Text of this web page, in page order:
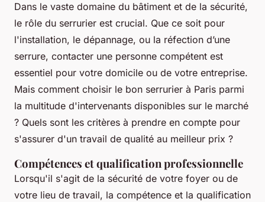
Dans le vaste domaine du bâtiment et de la sécurité,
le rôle du serrurier est crucial. Que ce soit pour
l'installation, le dépannage, ou la réfection d’une
serrure, contacter une personne compétent est
essentiel pour votre domicile ou de votre entreprise.
Mais comment choisir le bon serrurier à Paris parmi
la multitude d'intervenants disponibles sur le marché
? Quels sont les critères à prendre en compte pour
s'assurer d'un travail de qualité au meilleur prix ?
Compétences et qualification professionnelle
Lorsqu'il s'agit de la sécurité de votre foyer ou de
votre lieu de travail, la compétence et la qualification